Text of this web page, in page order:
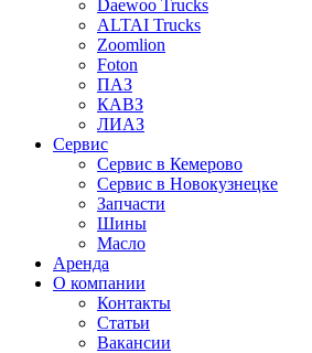
Daewoo Trucks
ALTAI Trucks
Zoomlion
Foton
ПАЗ
КАВЗ
ЛИАЗ
Сервис
Сервис в Кемерово
Сервис в Новокузнецке
Запчасти
Шины
Масло
Аренда
О компании
Контакты
Статьи
Вакансии